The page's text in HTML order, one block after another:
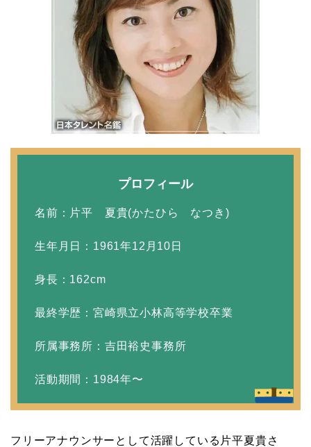
10年！
岩堀せりと夫のGLAY・T
AKUROの結婚馴れ初め
はスポーツジム！キュー
ピットは佐田真由美
プロフィール
名前：片平 夏貴(かたひら なつき)
生年月日：1961年12月10日
身長：162cm
最終学歴：宮崎県立小林高等学校卒業
所属事務所：吉田裕史事務所
活動期間：1984年〜
フリーアナウンサーとして活躍している片平夏貴さ